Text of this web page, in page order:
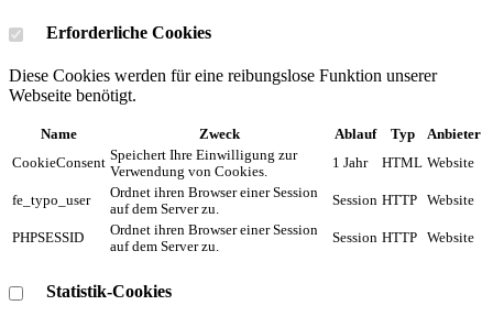
Erforderliche Cookies
Diese Cookies werden für eine reibungslose Funktion unserer
Webseite benötigt.
Name Zweck Ablauf Typ
Anbieter
CookieConsent Speichert Ihre Einwilligung zur
Verwendung von Cookies.
1 Jahr HTML Website
fe_typo_user
Ordnet ihren Browser einer Session
auf dem Server zu.
Session HTTP Website
PHPSESSID
Ordnet ihren Browser einer Session
auf dem Server zu.
Session HTTP Website
Statistik-Cookies